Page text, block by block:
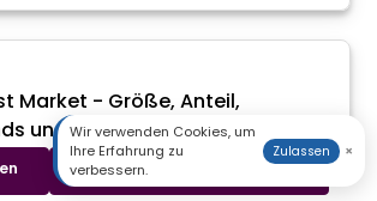
Market - Größe, Anteil,
und Prognosen (2025 - 2035)
Beispiel herunterladen
Wir verwenden Cookies, um
Ihre Erfahrung zu
verbessern.
Zulassen ×